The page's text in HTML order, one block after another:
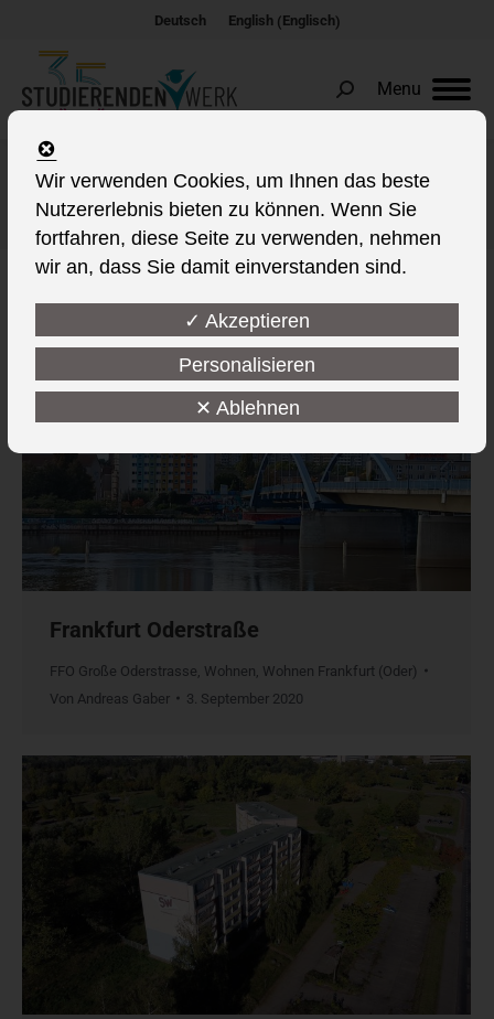
Deutsch English(Englisch)
Menu
Search:
Albums Archives:Wohnen Frankfurt (Oder)
Sie befinden sich hier:
Frankfurt Oderstraße
FFO Große Oderstrasse Wohnen Wohnen Frankfurt (Oder)
Von Andreas Gaber 3. September 2020
Wir verwenden Cookies, um Ihnen das beste
Nutzererlebnis bieten zu können. Wenn Sie
fortfahren, diese Seite zu verwenden, nehmen
wir an, dass Sie damit einverstanden sind.
✓ Akzeptieren
Personalisieren
✕ Ablehnen